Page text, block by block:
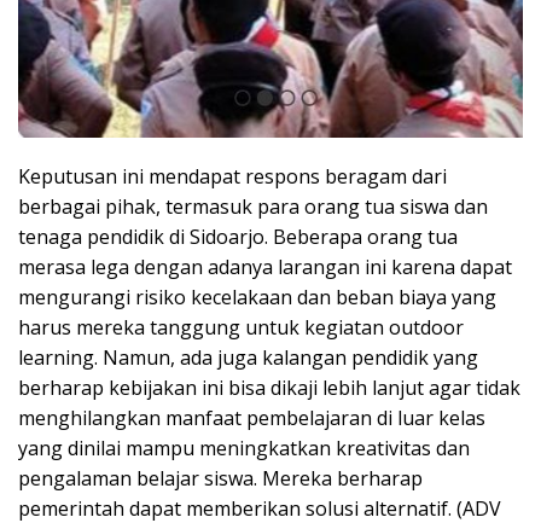
Keputusan ini mendapat respons beragam dari
berbagai pihak, termasuk para orang tua siswa dan
tenaga pendidik di Sidoarjo. Beberapa orang tua
merasa lega dengan adanya larangan ini karena dapat
mengurangi risiko kecelakaan dan beban biaya yang
harus mereka tanggung untuk kegiatan outdoor
learning. Namun, ada juga kalangan pendidik yang
berharap kebijakan ini bisa dikaji lebih lanjut agar tidak
menghilangkan manfaat pembelajaran di luar kelas
yang dinilai mampu meningkatkan kreativitas dan
pengalaman belajar siswa. Mereka berharap
pemerintah dapat memberikan solusi alternatif. (ADV